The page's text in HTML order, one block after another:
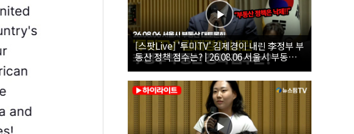
[스팟Live] '투미TV' 김제경이 내린 李정부 부
동산 정책 점수는? | 26.08.06 서울시 부동산
대토론회